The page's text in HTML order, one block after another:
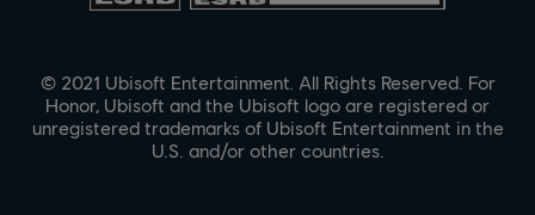
© 2021 Ubisoft Entertainment. All Rights Reserved. For
Honor, Ubisoft and the Ubisoft logo are registered or
unregistered trademarks of Ubisoft Entertainment in the
U.S. and/or other countries.